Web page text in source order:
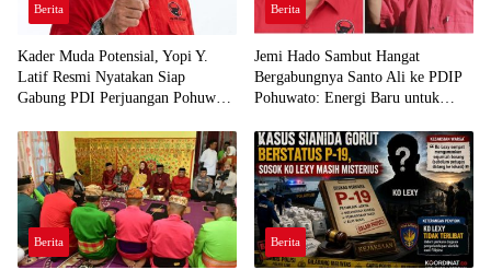
Berita
Kader Muda Potensial, Yopi Y.
Latif Resmi Nyatakan Siap
Gabung PDI Perjuangan Pohuwato
Berita
Jemi Hado Sambut Hangat
Bergabungnya Santo Ali ke PDIP
Pohuwato: Energi Baru untuk
Berita Berita